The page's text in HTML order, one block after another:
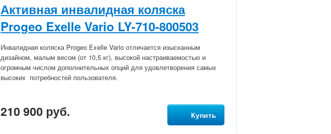
Активная инвалидная коляска
Progeo Exelle Vario LY-710-800503
Инвалидная коляска Progeo Exelle Vario отличается изысканным
дизайном, малым весом (от 10,5 кг), высокой настраиваемостью и
огромным числом дополнительных опций для удовлетворения самых
высоких потребностей пользователя.
210 900 руб. Купить